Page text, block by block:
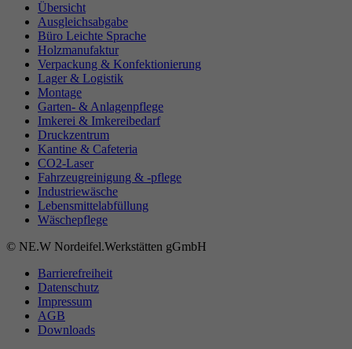
Übersicht
Ausgleichsabgabe
Büro Leichte Sprache
Holzmanufaktur
Verpackung & Konfektionierung
Lager & Logistik
Montage
Garten- & Anlagenpflege
Imkerei & Imkereibedarf
Druckzentrum
Kantine & Cafeteria
CO2-Laser
Fahrzeugreinigung & -pflege
Industriewäsche
Lebensmittelabfüllung
Wäschepflege
© NE.W Nordeifel.Werkstätten gGmbH
Barrierefreiheit
Datenschutz
Impressum
AGB
Downloads